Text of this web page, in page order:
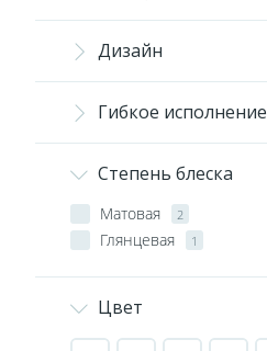
Дизайн
Гибкое исполнение
Степень блеска
Матовая 2
Глянцевая 1
Цвет